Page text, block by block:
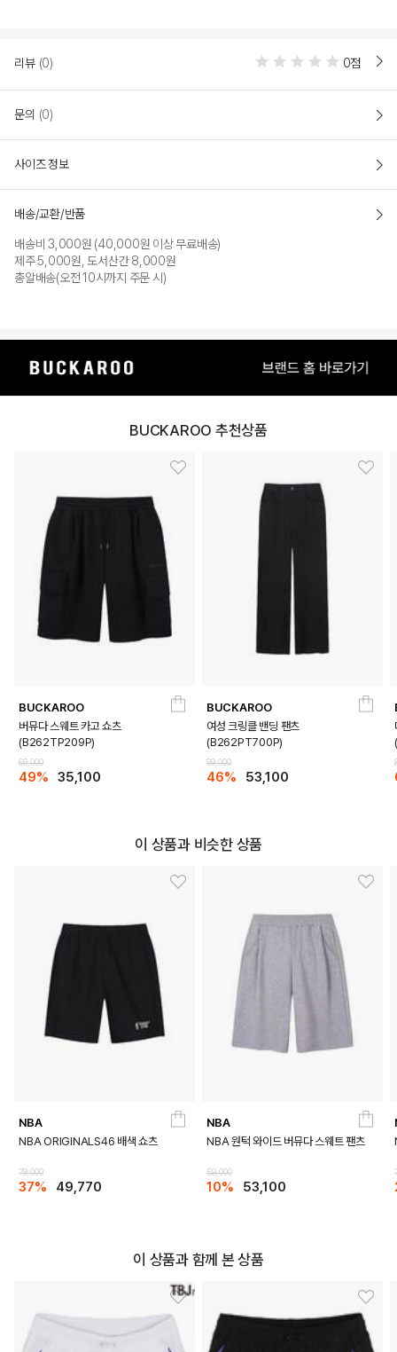
리뷰 (0) 0점
문의 (0)
사이즈 정보
배송/교환/반품
배송비 3,000원 (40,000원 이상 무료배송)
제주 5,000원, 도서산간 8,000원
총알배송(오전 10시까지 주문 시)
BUCKAROO 추천상품
BUCKAROO
버뮤다 스웨트 카고 쇼츠
(B262TP209P)
69,000
49% 35,100
BUCKAROO
여성 크링클 밴딩 팬츠
(B262PT700P)
99,000
46% 53,100
이 상품과 비슷한 상품
NBA
NBA ORIGINALS46 배색 쇼츠
79,000
37% 49,770
NBA
NBA 원턱 와이드 버뮤다 스웨트 팬츠
59,000
10% 53,100
이 상품과 함께 본 상품